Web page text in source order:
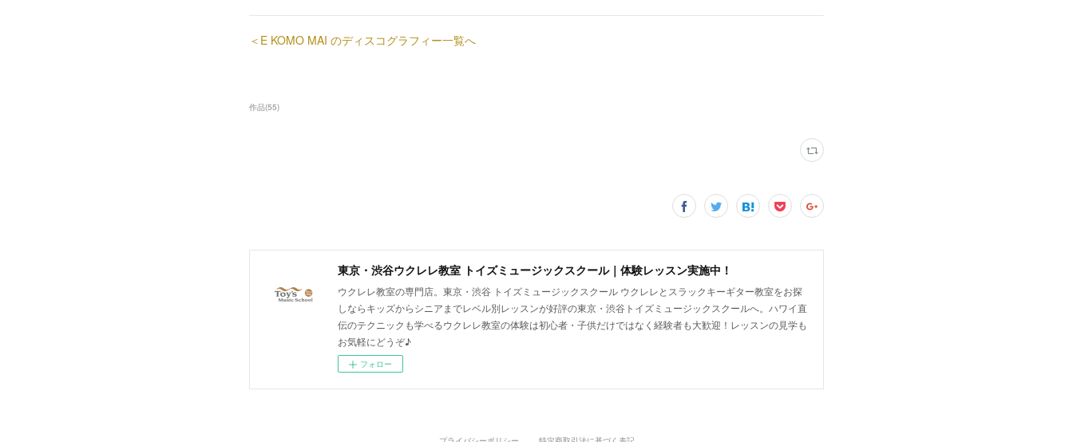
＜E KOMO MAI のディスコグラフィー一覧へ
作品(55)
東京・渋谷ウクレレ教室 トイズミュージックスクール｜体験レッスン実施中！
ウクレレ教室の専門店。東京・渋谷 トイズミュージックスクール ウクレレとスラックキーギター教室をお探
しならキッズからシニアまでレベル別レッスンが好評の東京・渋谷トイズミュージックスクールへ。ハワイ直
伝のテクニックも学べるウクレレ教室の体験は初心者・子供だけではなく経験者も大歓迎！レッスンの見学も
お気軽にどうぞ♪
フォロー